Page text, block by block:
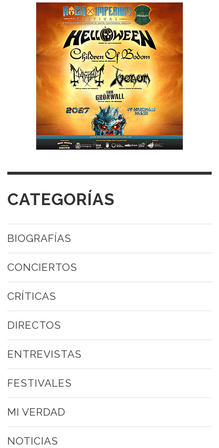
CATEGORÍAS
BIOGRAFÍAS
CONCIERTOS
CRÍTICAS
DIRECTOS
ENTREVISTAS
FESTIVALES
MI VERDAD
NOTICIAS